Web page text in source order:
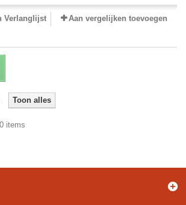
Verlanglijst Aan vergelijken toevoegen
Toon alles
items